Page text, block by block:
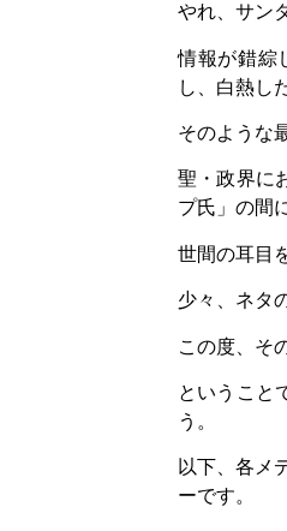
やれ、サン
情報が錯綜
し、白熱し
そのような
聖・政界に
プ氏」の間
世間の耳目
少々、ネタ
この度、そ
ということ
う。
以下、各メ
ーです。